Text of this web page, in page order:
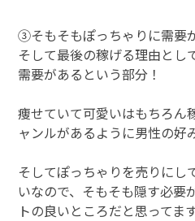
③そもそもぽっちゃりに需要
そして最後の稼げる理由とし
需要があるという部分！
痩せていて可愛いはもちろん
ャンルがあるように男性の
そしてぽっちゃりを売りにし
いなので、そもそも隠す必要
トの良いところだと思ってま